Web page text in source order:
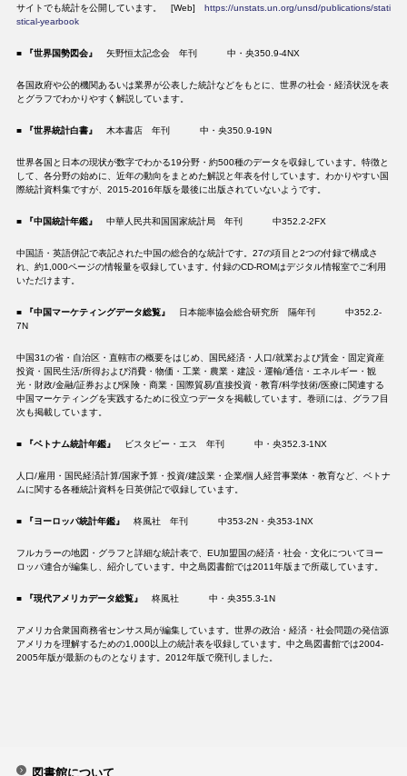
サイトでも統計を公開しています。 [Web] https://unstats.un.org/unsd/publications/stati
stical-yearbook
■ 『世界国勢図会』 矢野恒太記念会 年刊 中・央350.9-4NX
各国政府や公的機関あるいは業界が公表した統計などをもとに、世界の社会・経済状況を表
とグラフでわかりやすく解説しています。
■ 『世界統計白書』 木本書店 年刊 中・央350.9-19N
世界各国と日本の現状が数字でわかる19分野・約500種のデータを収録しています。特徴と
して、各分野の始めに、近年の動向をまとめた解説と年表を付しています。わかりやすい国
際統計資料集ですが、2015-2016年版を最後に出版されていないようです。
■ 『中国統計年鑑』 中華人民共和国国家統計局 年刊 中352.2-2FX
中国語・英語併記で表記された中国の総合的な統計です。27の項目と2つの付録で構成さ
れ、約1,000ページの情報量を収録しています。付録のCD-ROMはデジタル情報室でご利用
いただけます。
■ 『中国マーケティングデータ総覧』
日本能率協会総合研究所 隔年刊 中352.2-
7N
中国31の省・自治区・直轄市の概要をはじめ、国民経済・人口/就業および賃金・固定資産
投資・国民生活/所得および消費・物価・工業・農業・建設・運輸/通信・エネルギー・観
光・財政/金融/証券および保険・商業・国際貿易/直接投資・教育/科学技術/医療に関連する
中国マーケティングを実践するために役立つデータを掲載しています。巻頭には、グラフ目
次も掲載しています。
■ 『ベトナム統計年鑑』 ビスタピー・エス 年刊 中・央352.3-1NX
人口/雇用・国民経済計算/国家予算・投資/建設業・企業/個人経営事業体・教育など、ベトナ
ムに関する各種統計資料を日英併記で収録しています。
■ 『ヨーロッパ統計年鑑』 柊風社 年刊 中353-2N・央353-1NX
フルカラーの地図・グラフと詳細な統計表で、EU加盟国の経済・社会・文化についてヨー
ロッパ連合が編集し、紹介しています。中之島図書館では2011年版まで所蔵しています。
■ 『現代アメリカデータ総覧』 柊風社 中・央355.3-1N
アメリカ合衆国商務省センサス局が編集しています。世界の政治・経済・社会問題の発信源
アメリカを理解するための1,000以上の統計表を収録しています。中之島図書館では2004-
2005年版が最新のものとなります。2012年版で廃刊しました。
図書館について